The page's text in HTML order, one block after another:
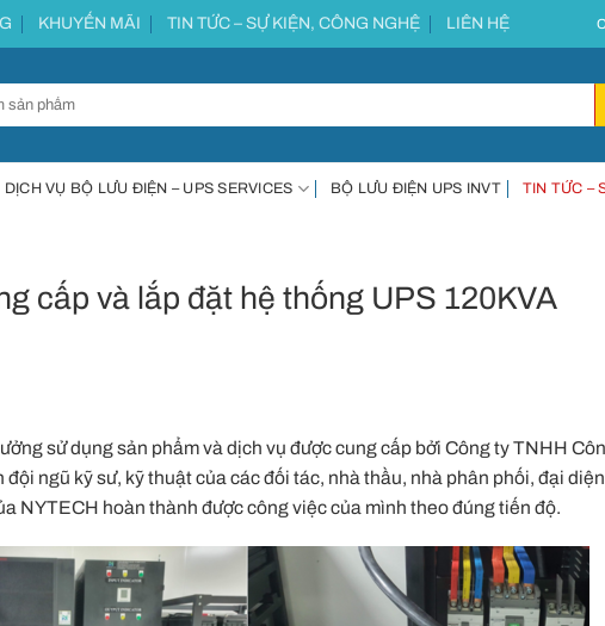
KHUYẾN MÃI TIN TỨC – SỰ KIỆN, CÔNG NGHỆ LIÊN HỆ
DỊCH VỤ BỘ LƯU ĐIỆN – UPS SERVICES BỘ LƯU ĐIỆN UPS INVT TIN TỨC –
cấp và lắp đặt hệ thống UPS 120KVA
sử dụng sản phẩm và dịch vụ được cung cấp bởi Công ty TNHH
đội ngũ kỹ sư, kỹ thuật của các đối tác, nhà thầu, nhà phân phối, đại
NYTECH hoàn thành được công việc của mình theo đúng tiến độ.